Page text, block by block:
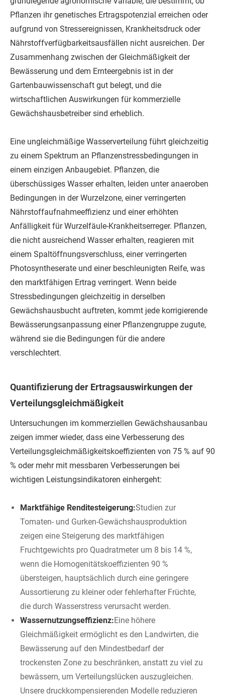
Pflanzen ihr genetisches Ertragspotenzial erreichen oder
aufgrund von Stressereignissen, Krankheitsdruck oder
Nährstoffverfügbarkeitsausfällen nicht ausreichen. Der
Zusammenhang zwischen der Gleichmäßigkeit der
Bewässerung und dem Ernteergebnis ist in der
Gartenbauwissenschaft gut belegt, und die
wirtschaftlichen Auswirkungen für kommerzielle
Gewächshausbetreiber sind erheblich.
Eine ungleichmäßige Wasserverteilung führt gleichzeitig
zu einem Spektrum an Pflanzenstressbedingungen in
einem einzigen Anbaugebiet. Pflanzen, die
überschüssiges Wasser erhalten, leiden unter anaeroben
Bedingungen in der Wurzelzone, einer verringerten
Nährstoffaufnahmeeffizienz und einer erhöhten
Anfälligkeit für Wurzelfäule-Krankheitserreger. Pflanzen,
die nicht ausreichend Wasser erhalten, reagieren mit
einem Spaltöffnungsverschluss, einer verringerten
Photosyntheserate und einer beschleunigten Reife, was
den marktfähigen Ertrag verringert. Wenn beide
Stressbedingungen gleichzeitig in derselben
Gewächshausbucht auftreten, kommt jede korrigierende
Bewässerungsanpassung einer Pflanzengruppe zugute,
während sie die Bedingungen für die andere
verschlechtert.
Quantifizierung der Ertragsauswirkungen der
Verteilungsgleichmäßigkeit
Untersuchungen im kommerziellen Gewächshausanbau
zeigen immer wieder, dass eine Verbesserung des
Verteilungsgleichmäßigkeitskoeffizienten von 75 % auf 90
% oder mehr mit messbaren Verbesserungen bei
wichtigen Leistungsindikatoren einhergeht:
Marktfähige Renditesteigerung:Studien zur
Tomaten- und Gurken-Gewächshausproduktion
zeigen eine Steigerung des marktfähigen
Fruchtgewichts pro Quadratmeter um 8 bis 14 %,
wenn die Homogenitätskoeffizienten 90 %
übersteigen, hauptsächlich durch eine geringere
Aussortierung zu kleiner oder fehlerhafter Früchte,
die durch Wasserstress verursacht werden.
Wassernutzungseffizienz:Eine höhere
Gleichmäßigkeit ermöglicht es den Landwirten, die
Bewässerung auf den Mindestbedarf der
trockensten Zone zu beschränken, anstatt zu viel zu
bewässern, um Verteilungslücken auszugleichen.
Unsere druckkompensierenden Modelle reduzieren